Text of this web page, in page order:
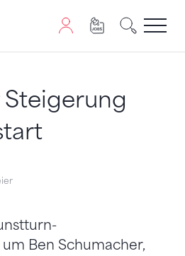
wird JavaScript benötigt.
Ben Schumacher,